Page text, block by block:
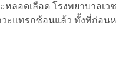
ลอดเลือด โรงพยาบาลเว
วะแทรกซ้อนแล้ว ทั้งที่ก่อ